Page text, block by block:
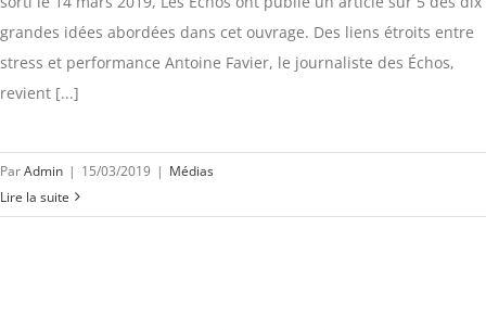
grandes idées abordées dans cet ouvrage. Des liens étroits entre
stress et performance Antoine Favier, le journaliste des Échos,
revient [...]
ParAdmin | 15/03/2019 | Médias
Lire la suite